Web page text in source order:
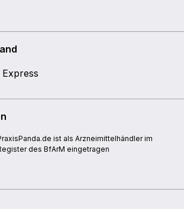
ist als Arzneimittelhändler im
des BfArM eingetragen